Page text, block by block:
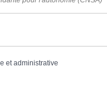
et administrative